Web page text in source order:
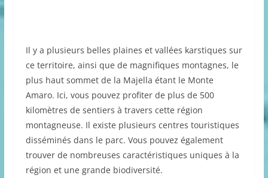
Il y a plusieurs belles plaines et vallées karstiques sur
ce territoire, ainsi que de magnifiques montagnes, le
plus haut sommet de la Majella étant le Monte
Amaro. Ici, vous pouvez profiter de plus de 500
kilomètres de sentiers à travers cette région
montagneuse. Il existe plusieurs centres touristiques
disséminés dans le parc. Vous pouvez également
trouver de nombreuses caractéristiques uniques à la
région et une grande biodiversité.